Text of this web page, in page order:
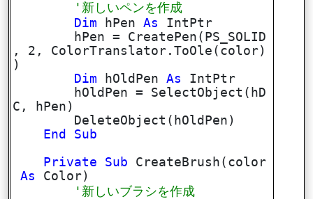
'新しいペンを作成
Dim hPenAs
IntPtr
hPen = CreatePen(PS_SOLID
, 2, ColorTranslator.ToOle(color)
)
Dim hOldPenAs
IntPtr
hOldPen = SelectObject(hD
C, hPen)
DeleteObject(hOldPen)
End
Sub
Private
Sub CreateBrush(color
As
Color)
'新しいブラシを作成